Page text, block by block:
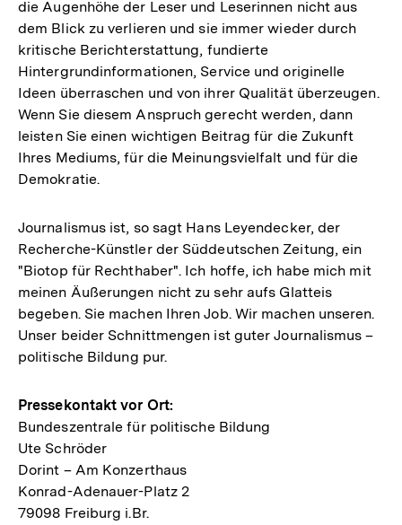
die Augenhöhe der Leser und Leserinnen nicht aus
dem Blick zu verlieren und sie immer wieder durch
kritische Berichterstattung, fundierte
Hintergrundinformationen, Service und originelle
Ideen überraschen und von ihrer Qualität überzeugen.
Wenn Sie diesem Anspruch gerecht werden, dann
leisten Sie einen wichtigen Beitrag für die Zukunft
Ihres Mediums, für die Meinungsvielfalt und für die
Demokratie.
Journalismus ist, so sagt Hans Leyendecker, der
Recherche-Künstler der Süddeutschen Zeitung, ein
"Biotop für Rechthaber". Ich hoffe, ich habe mich mit
meinen Äußerungen nicht zu sehr aufs Glatteis
begeben. Sie machen Ihren Job. Wir machen unseren.
Unser beider Schnittmengen ist guter Journalismus –
politische Bildung pur.
Pressekontakt vor Ort:
Bundeszentrale für politische Bildung
Ute Schröder
Dorint – Am Konzerthaus
Konrad-Adenauer-Platz 2
79098 Freiburg i.Br.